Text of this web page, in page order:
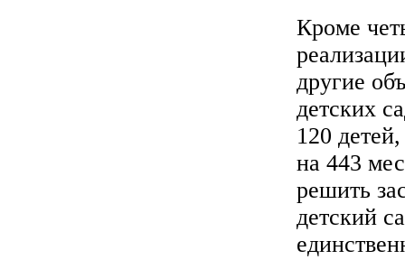
Кроме
другие
детских
120
на 443
решить
детский